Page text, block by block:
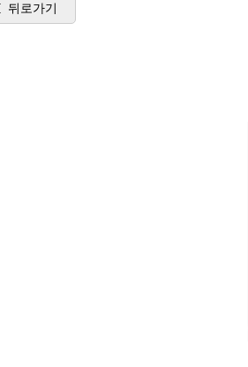
뒤로가기